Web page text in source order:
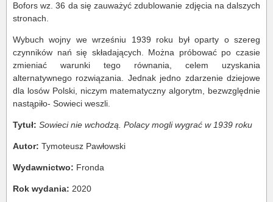
Bofors wz. 36 da się zauważyć zdublowanie zdjęcia na dalszych
stronach.
Wybuch wojny we wrześniu 1939 roku był oparty o szereg
czynników nań się składających. Można próbować po czasie
zmieniać warunki tego równania, celem uzyskania
alternatywnego rozwiązania. Jednak jedno zdarzenie dziejowe
dla losów Polski, niczym matematyczny algorytm, bezwzględnie
nastąpiło- Sowieci weszli.
Tytuł: Sowieci nie wchodzą. Polacy mogli wygrać w 1939 roku
Autor: Tymoteusz Pawłowski
Wydawnictwo: Fronda
Rok wydania: 2020